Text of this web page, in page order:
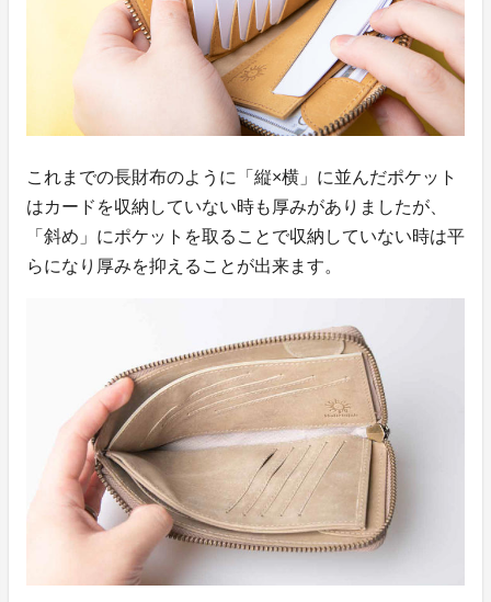
これまでの長財布のように「縦×横」に並んだポケット
はカードを収納していない時も厚みがありましたが、
「斜め」にポケットを取ることで収納していない時は平
らになり厚みを抑えることが出来ます。